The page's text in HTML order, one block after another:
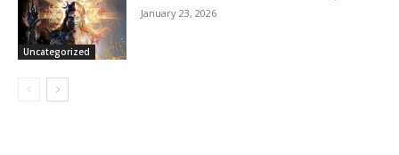
Uncategorized
January 23, 2026